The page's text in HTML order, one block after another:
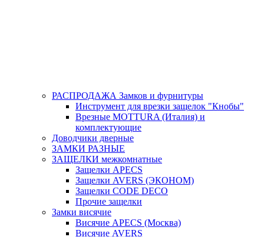
РАСПРОДАЖА Замков и фурнитуры
Инструмент для врезки защелок "Кнобы"
Врезные MOTTURA (Италия) и
комплектующие
Доводчики дверные
ЗАМКИ РАЗНЫЕ
ЗАЩЕЛКИ межкомнатные
Защелки APECS
Защелки AVERS (ЭКОНОМ)
Защелки CODE DECO
Прочие защелки
Замки висячие
Висячие APECS (Москва)
Висячие AVERS